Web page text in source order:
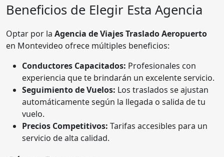
Beneficios de Elegir Esta Agencia
Optar por la Agencia de Viajes Traslado Aeropuerto
en Montevideo ofrece múltiples beneficios:
Conductores Capacitados: Profesionales con
experiencia que te brindarán un excelente servicio.
Seguimiento de Vuelos: Los traslados se ajustan
automáticamente según la llegada o salida de tu
vuelo.
Precios Competitivos: Tarifas accesibles para un
servicio de alta calidad.